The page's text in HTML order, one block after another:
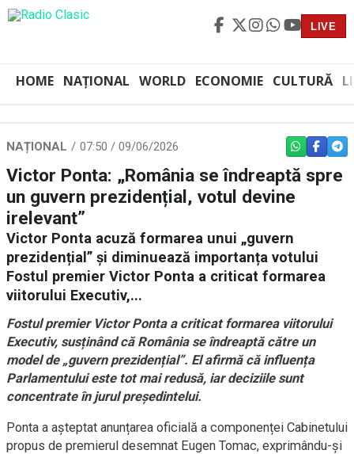
LIVE
HOME NAȚIONAL WORLD ECONOMIE CULTURĂ
NAȚIONAL 07:50 / 09/06/2026 WHATSAPP
Victor Ponta: „România se îndreaptă spre
un guvern prezidențial, votul devine
irelevant”
Victor Ponta acuză formarea unui „guvern
prezidențial” și diminuează importanța votului
Fostul premier Victor Ponta a criticat formarea
viitorului Executiv,...
Fostul premier Victor Ponta a criticat formarea viitorului
Executiv, susținând că România se îndreaptă către un
model de „guvern prezidențial”. El afirmă că influența
Parlamentului este tot mai redusă, iar deciziile sunt
concentrate în jurul președintelui.
Ponta a așteptat anunțarea oficială a componenței Cabinetului
propus de premierul desemnat Eugen Tomac, exprimându-și